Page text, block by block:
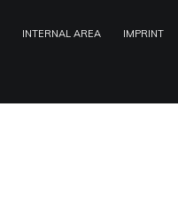
INTERNAL AREA IMPRINT